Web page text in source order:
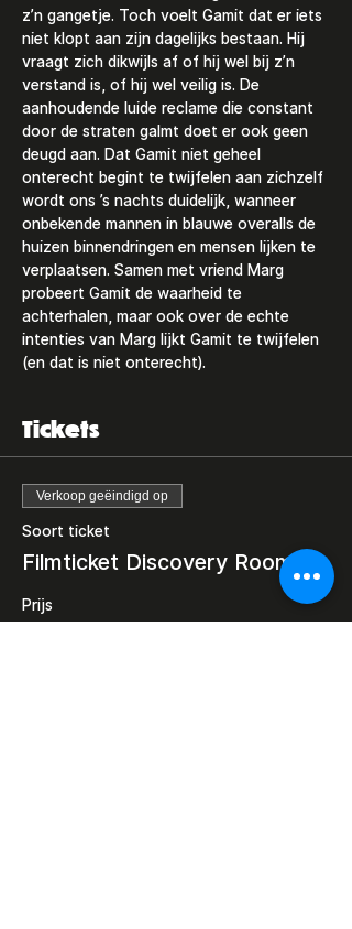
z’n gangetje. Toch voelt Gamit dat er iets
niet klopt aan zijn dagelijks bestaan. Hij
vraagt zich dikwijls af of hij wel bij z’n
verstand is, of hij wel veilig is. De
aanhoudende luide reclame die constant
door de straten galmt doet er ook geen
deugd aan. Dat Gamit niet geheel
onterecht begint te twijfelen aan zichzelf
wordt ons ’s nachts duidelijk, wanneer
onbekende mannen in blauwe overalls de
huizen binnendringen en mensen lijken te
verplaatsen. Samen met vriend Marg
probeert Gamit de waarheid te
achterhalen, maar ook over de echte
intenties van Marg lijkt Gamit te twijfelen
(en dat is niet onterecht).
Tickets
Verkoop geëindigd op
Soort ticket
Filmticket Discovery Room
Prijs